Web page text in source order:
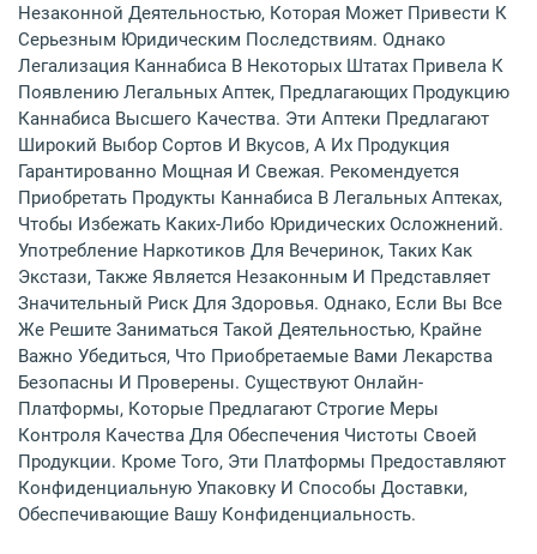
Незаконной Деятельностью, Которая Может Привести К
Серьезным Юридическим Последствиям. Однако
Легализация Каннабиса В Некоторых Штатах Привела К
Появлению Легальных Аптек, Предлагающих Продукцию
Каннабиса Высшего Качества. Эти Аптеки Предлагают
Широкий Выбор Сортов И Вкусов, А Их Продукция
Гарантированно Мощная И Свежая. Рекомендуется
Приобретать Продукты Каннабиса В Легальных Аптеках,
Чтобы Избежать Каких-Либо Юридических Осложнений.
Употребление Наркотиков Для Вечеринок, Таких Как
Экстази, Также Является Незаконным И Представляет
Значительный Риск Для Здоровья. Однако, Если Вы Все
Же Решите Заниматься Такой Деятельностью, Крайне
Важно Убедиться, Что Приобретаемые Вами Лекарства
Безопасны И Проверены. Существуют Онлайн-
Платформы, Которые Предлагают Строгие Меры
Контроля Качества Для Обеспечения Чистоты Своей
Продукции. Кроме Того, Эти Платформы Предоставляют
Конфиденциальную Упаковку И Способы Доставки,
Обеспечивающие Вашу Конфиденциальность.